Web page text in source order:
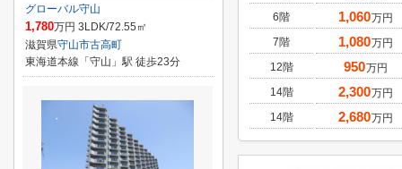
6階
1,060万円
7階
1,080万円
12階
950万円
14階
2,300万円
14階
2,680万円
グローバル守山
1,780万円 3LDK/72.55㎡
滋賀県守山市古高町
東海道本線「守山」駅 徒歩23分